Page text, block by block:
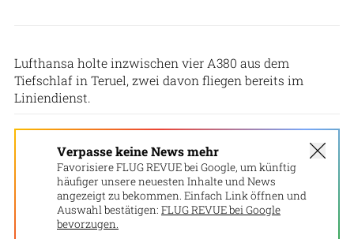
Lufthansa holte inzwischen vier A380 aus dem
Tiefschlaf in Teruel, zwei davon fliegen bereits im
Liniendienst.
Verpasse keine News mehr
Favorisiere FLUG REVUE bei Google, um künftig
häufiger unsere neuesten Inhalte und News
angezeigt zu bekommen. Einfach Link öffnen und
Auswahl bestätigen: FLUG REVUE bei Google
bevorzugen.